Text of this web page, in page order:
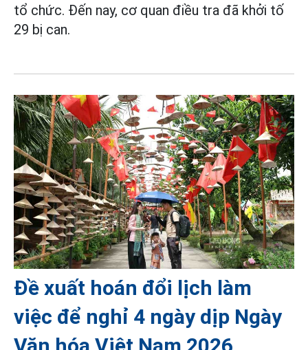
tổ chức. Đến nay, cơ quan điều tra đã khởi tố
29 bị can.
Đề xuất hoán đổi lịch làm
việc để nghỉ 4 ngày dịp Ngày